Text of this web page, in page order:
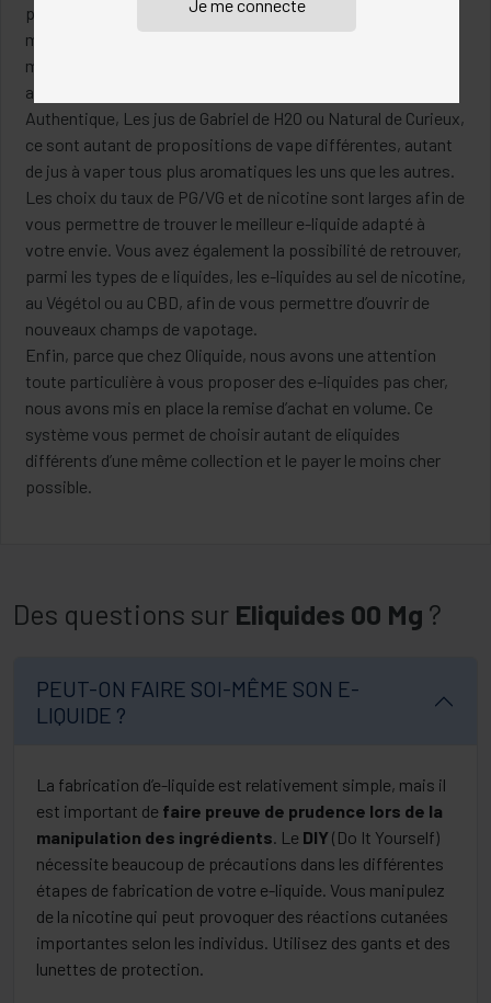
proposés par Oliquide. Vapo a sélectionné les meilleures
marques, choisi les meilleures collections parmi ces
marques et les a testées pour vous proposer les meilleurs
arômes. Alfaliquid Original, Liquidéo Evolution, Cirkus
Authentique, Les jus de Gabriel de H2O ou Natural de Curieux,
ce sont autant de propositions de vape différentes, autant
de jus à vaper tous plus aromatiques les uns que les autres.
Les choix du taux de PG/VG et de nicotine sont larges afin de
vous permettre de trouver le meilleur e-liquide adapté à
votre envie. Vous avez également la possibilité de retrouver,
parmi les types de e liquides, les e-liquides au sel de nicotine,
au Végétol ou au CBD, afin de vous permettre d’ouvrir de
nouveaux champs de vapotage.
Enfin, parce que chez Oliquide, nous avons une attention
toute particulière à vous proposer des e-liquides pas cher,
nous avons mis en place la remise d’achat en volume. Ce
système vous permet de choisir autant de eliquides
différents d’une même collection et le payer le moins cher
possible.
Des questions sur Eliquides 00 Mg ?
PEUT-ON FAIRE SOI-MÊME SON E-
LIQUIDE ?
La fabrication d’e-liquide est relativement simple, mais il
est important de faire preuve de prudence lors de la
manipulation des ingrédients . Le DIY(Do It Yourself)
nécessite beaucoup de précautions dans les différentes
étapes de fabrication de votre e-liquide. Vous manipulez
de la nicotine qui peut provoquer des réactions cutanées
importantes selon les individus. Utilisez des gants et des
lunettes de protection.